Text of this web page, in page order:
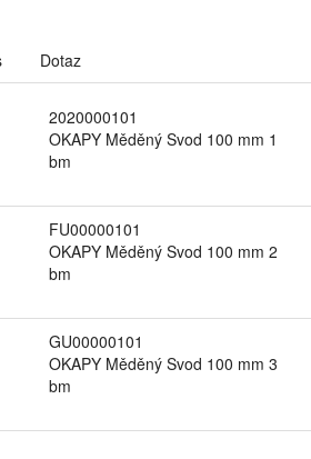
Dotaz
2020000101
OKAPY Měděný Svod 100 mm 1
bm
FU00000101
OKAPY Měděný Svod 100 mm 2
bm
GU00000101
OKAPY Měděný Svod 100 mm 3
bm